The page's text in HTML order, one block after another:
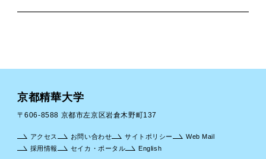
京都精華大学
〒606-8588 京都市左京区岩倉木野町137
アクセス お問い合わせ サイトポリシー
Web Mail
採用情報
セイカ・ポータル English